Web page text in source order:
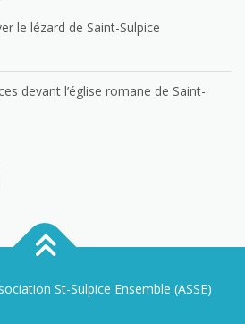
devant l’église romane de Saint-
ont-ils des diplômes ? Voici
900 vélos en libre-service pour
St-Sulpice Ensemble (ASSE)